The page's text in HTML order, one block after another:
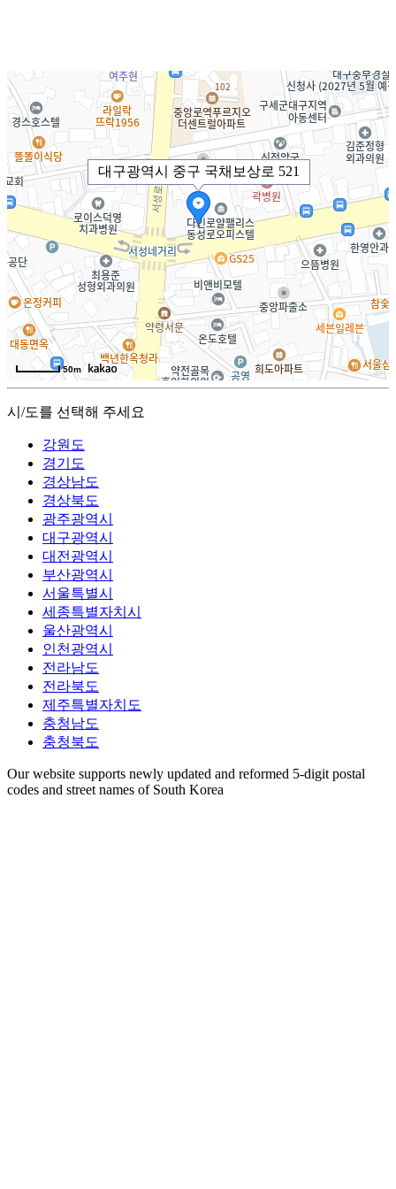
대구광역시 중구 국채보상로 521
50m
시/도를 선택해 주세요
강원도
경기도
경상남도
경상북도
광주광역시
대구광역시
대전광역시
부산광역시
서울특별시
세종특별자치시
울산광역시
인천광역시
전라남도
전라북도
제주특별자치도
충청남도
충청북도
Our website supports newly updated and reformed 5-digit postal
codes and street names of South Korea